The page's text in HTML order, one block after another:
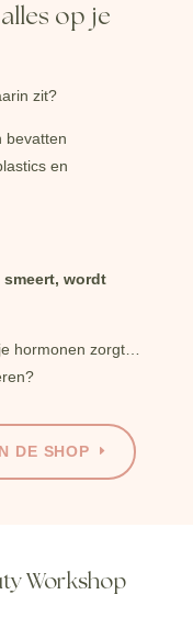
op je
zit?
bevatten
en
wordt
hormonen zorgt…
DE SHOP
Workshop